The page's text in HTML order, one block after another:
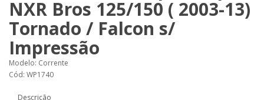
NXR Bros 125/150 ( 2003-13)
Tornado / Falcon s/
Impressão
Modelo: Corrente
Cód: WP1740
Descrição